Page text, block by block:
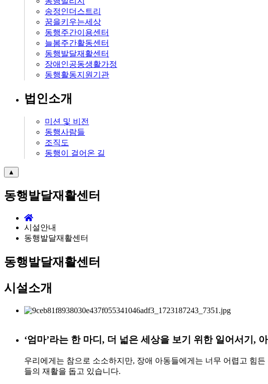
송정인더스트리
꿈을키우는세상
동행주간이용센터
늘봄주간활동센터
동행발달재활센터
장애인공동생활가정
동행활동지원기관
법인소개
미션 및 비전
동행사람들
조직도
동행이 걸어온 길
▲
동행발달재활센터
시설안내
동행발달재활센터
동행발달재활센터
시설소개
‘엄마’라는 한 마디, 더 넓은 세상을 보기 위한 일어서기,
우리에게는 참으로 소소하지만, 장애 아동들에게는 너무 어렵고 힘
들의 재활을 돕고 있습니다.